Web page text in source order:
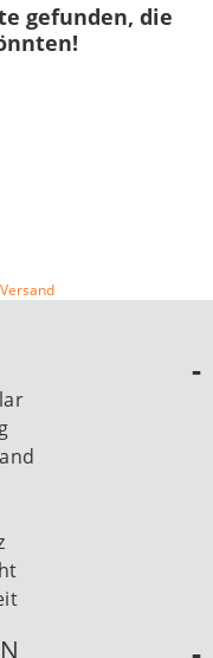
gefunden, die
Versand